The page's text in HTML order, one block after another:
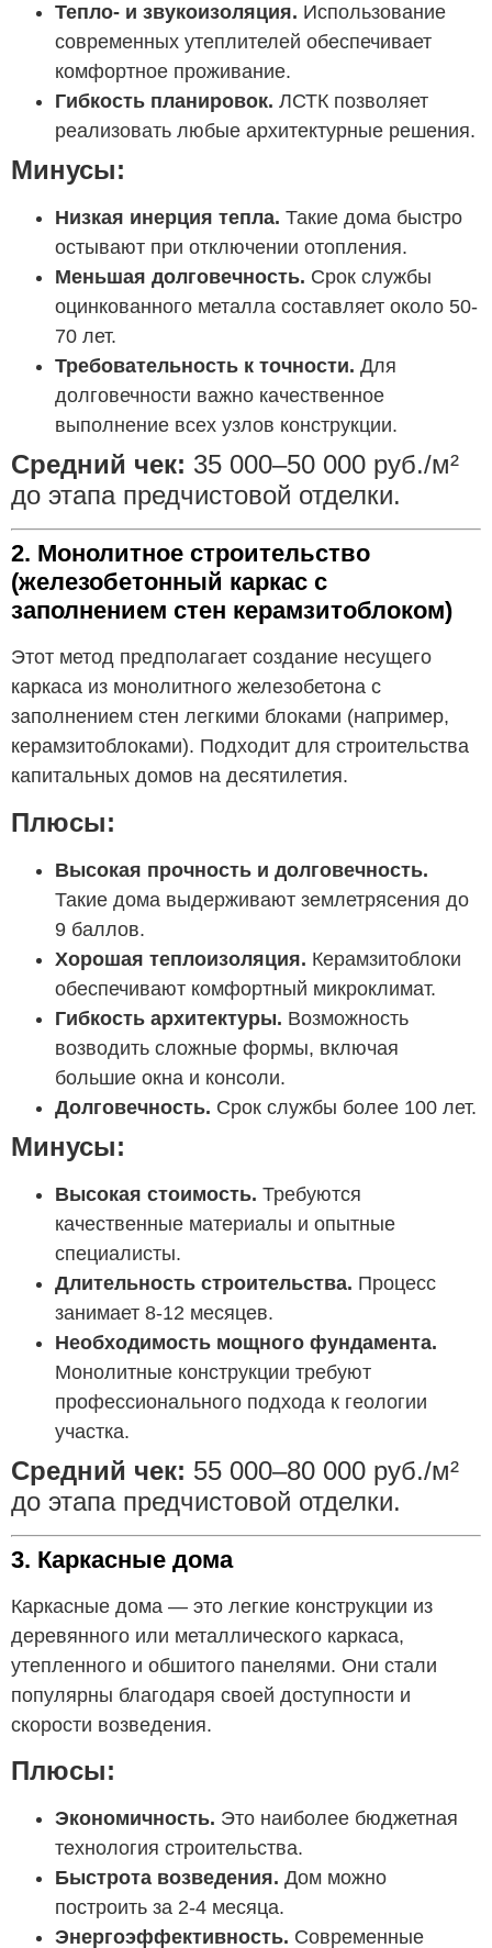
Тепло- и звукоизоляция. Использование
современных утеплителей обеспечивает
комфортное проживание.
Гибкость планировок. ЛСТК позволяет
реализовать любые архитектурные решения.
Минусы:
Низкая инерция тепла. Такие дома быстро
остывают при отключении отопления.
Меньшая долговечность. Срок службы
оцинкованного металла составляет около 50-
70 лет.
Требовательность к точности. Для
долговечности важно качественное
выполнение всех узлов конструкции.
Средний чек: 35 000–50 000 руб./м²
до этапа предчистовой отделки.
2. Монолитное строительство
(железобетонный каркас с
заполнением стен керамзитоблоком)
Этот метод предполагает создание несущего
каркаса из монолитного железобетона с
заполнением стен легкими блоками (например,
керамзитоблоками). Подходит для строительства
капитальных домов на десятилетия.
Плюсы:
Высокая прочность и долговечность.
Такие дома выдерживают землетрясения до
9 баллов.
Хорошая теплоизоляция. Керамзитоблоки
обеспечивают комфортный микроклимат.
Гибкость архитектуры. Возможность
возводить сложные формы, включая
большие окна и консоли.
Долговечность. Срок службы более 100 лет.
Минусы:
Высокая стоимость. Требуются
качественные материалы и опытные
специалисты.
Длительность строительства. Процесс
занимает 8-12 месяцев.
Необходимость мощного фундамента.
Монолитные конструкции требуют
профессионального подхода к геологии
участка.
Средний чек: 55 000–80 000 руб./м²
до этапа предчистовой отделки.
3. Каркасные дома
Каркасные дома — это легкие конструкции из
деревянного или металлического каркаса,
утепленного и обшитого панелями. Они стали
популярны благодаря своей доступности и
скорости возведения.
Плюсы:
Экономичность. Это наиболее бюджетная
технология строительства.
Быстрота возведения. Дом можно
построить за 2-4 месяца.
Энергоэффективность. Современные